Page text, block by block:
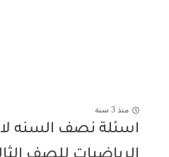
منذ 3 سنة
اسئلة نصف السنه